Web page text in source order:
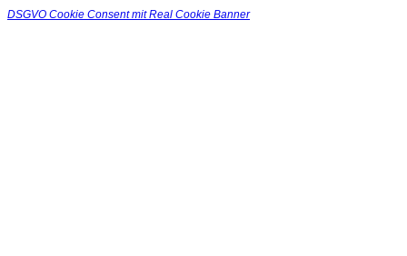
DSGVO Cookie Consent mit Real Cookie Banner